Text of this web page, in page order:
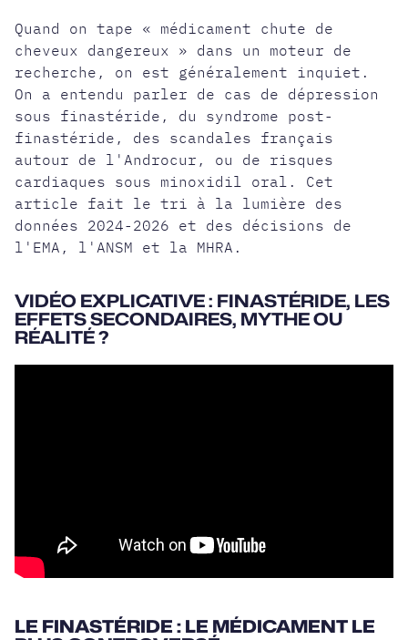
Quand on tape « médicament chute de
cheveux dangereux » dans un moteur de
recherche, on est généralement inquiet.
On a entendu parler de cas de dépression
sous finastéride, du syndrome post-
finastéride, des scandales français
autour de l'Androcur, ou de risques
cardiaques sous minoxidil oral . Cet
article fait le tri à la lumière des
données 2024-2026 et des décisions de
l'EMA, l'ANSM et la MHRA.
VIDÉO EXPLICATIVE : FINASTÉRIDE, LES
EFFETS SECONDAIRES, MYTHE OU
RÉALITÉ ?
LE FINASTÉRIDE : LE MÉDICAMENT LE